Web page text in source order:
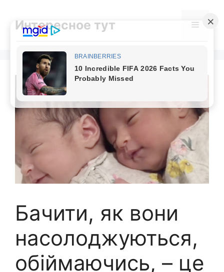
contentИнтересное тут Menu
Бачити, як вони
насолоджуються,
обіймаючись, – це